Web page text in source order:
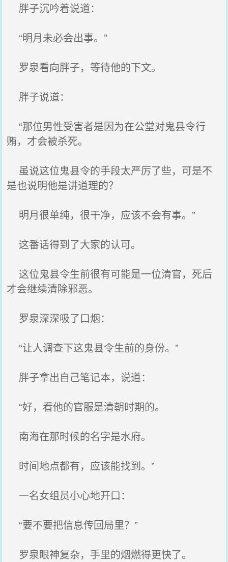
胖子沉吟着说道：
“明月未必会出事。”
罗泉看向胖子，等待他的下文。
胖子说道：
“那位男性受害者是因为在公堂对鬼县令行
贿，才会被杀死。
虽说这位鬼县令的手段太严厉了些，可是不
是也说明他是讲道理的？
明月很单纯，很干净，应该不会有事。”
这番话得到了大家的认可。
这位鬼县令生前很有可能是一位清官，死后
才会继续清除邪恶。
罗泉深深吸了口烟：
“让人调查下这鬼县令生前的身份。”
胖子拿出自己笔记本，说道：
“好，看他的官服是清朝时期的。
南海在那时候的名字是水府。
时间地点都有，应该能找到。”
一名女组员小心地开口：
“要不要把信息传回局里？”
罗泉眼神复杂，手里的烟燃得更快了。